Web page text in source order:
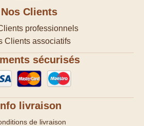
Nos Clients
professionnels
Clients associatifs
sécurisés
livraison
de livraison